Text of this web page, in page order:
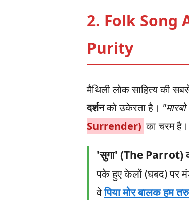
2. Folk Song
Purity
मैथिली लोक साहित्य की
दर्शनको उकेरता है।
Surrender) का चरम है।
'सुगा' (The Parrot)
पके हुए केलों (घबद) पर
वेपिया मोर बालक हम